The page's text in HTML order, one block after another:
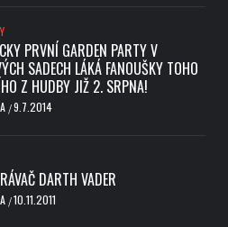
PRVNÍ GARDEN PARTY V
SADECH LÁKÁ FANOUŠKY TOHO
Z HUDBY JIŽ 2. SRPNA!
/9.7.2014
DARTH VADER
/10.11.2011